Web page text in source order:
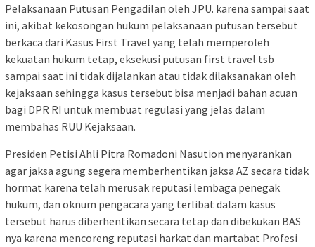
Pelaksanaan Putusan Pengadilan oleh JPU. karena sampai saat
ini, akibat kekosongan hukum pelaksanaan putusan tersebut
berkaca dari Kasus First Travel yang telah memperoleh
kekuatan hukum tetap, eksekusi putusan first travel tsb
sampai saat ini tidak dijalankan atau tidak dilaksanakan oleh
kejaksaan sehingga kasus tersebut bisa menjadi bahan acuan
bagi DPR RI untuk membuat regulasi yang jelas dalam
membahas RUU Kejaksaan.
Presiden Petisi Ahli Pitra Romadoni Nasution menyarankan
agar jaksa agung segera memberhentikan jaksa AZ secara tidak
hormat karena telah merusak reputasi lembaga penegak
hukum, dan oknum pengacara yang terlibat dalam kasus
tersebut harus diberhentikan secara tetap dan dibekukan BAS
nya karena mencoreng reputasi harkat dan martabat Profesi